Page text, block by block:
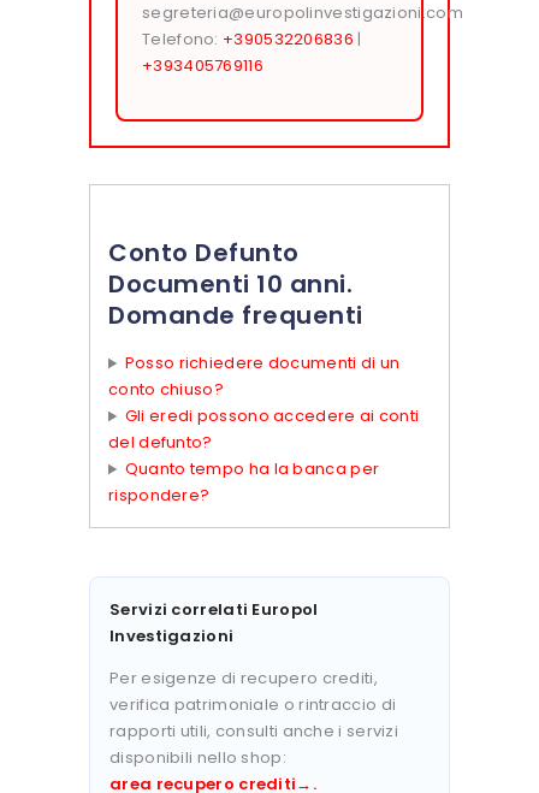
segreteria@europolinvestigazioni.com
Telefono: +390532206836 |
+393405769116
Conto Defunto
Documenti 10 anni.
Domande frequenti
Posso richiedere documenti di un
conto chiuso?
Gli eredi possono accedere ai conti
del defunto?
Quanto tempo ha la banca per
rispondere?
Servizi correlati Europol
Investigazioni
Per esigenze di recupero crediti,
verifica patrimoniale o rintraccio di
rapporti utili, consulti anche i servizi
disponibili nello shop:
area recupero crediti→.